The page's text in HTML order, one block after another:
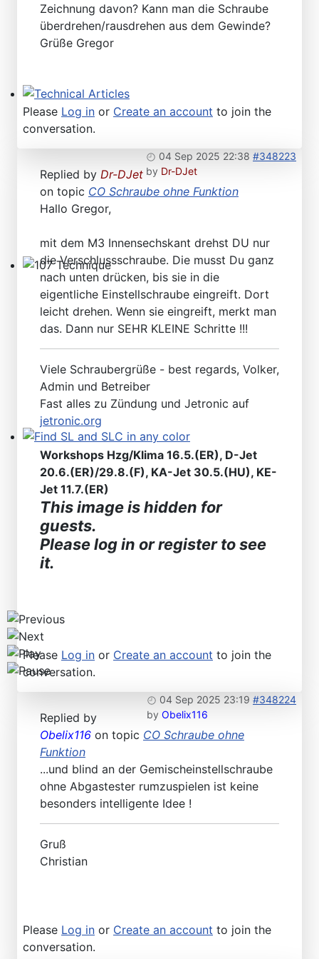
Technical Articles
107 Technique
Find SL and SLC in any color
Zeichnung davon? Kann man die Schraube
überdrehen/rausdrehen aus dem Gewinde?
Grüße Gregor
Please Log in or Create an account to join the
conversation.
04 Sep 2025 22:38 #348223
by Dr-DJet
Replied by Dr-DJet
on topic CO Schraube ohne Funktion
Hallo Gregor,
mit dem M3 Innensechskant drehst DU nur
die Verschlussschraube. Die musst Du ganz
nach unten drücken, bis sie in die
eigentliche Einstellschraube eingreift. Dort
leicht drehen. Wenn sie eingreift, merkt man
das. Dann nur SEHR KLEINE Schritte !!!
Viele Schraubergrüße - best regards, Volker,
Admin und Betreiber
Fast alles zu Zündung und Jetronic auf
jetronic.org
Workshops Hzg/Klima 16.5.(ER), D-Jet
20.6.(ER)/29.8.(F), KA-Jet 30.5.(HU), KE-
Jet 11.7.(ER)
This image is hidden for
guests.
Please log in or register to see
it.
Please Log in or Create an account to join the
conversation.
04 Sep 2025 23:19 #348224
by Obelix116
Replied by
Obelix116 on topic CO Schraube ohne
Funktion
...und blind an der Gemischeinstellschraube
ohne Abgastester rumzuspielen ist keine
besonders intelligente Idee !
Gruß
Christian
Please Log in or Create an account to join the
conversation.